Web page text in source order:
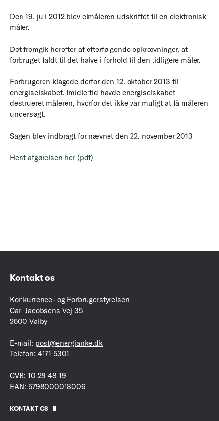
Den 19. juli 2012 blev elmåleren udskriftet til en elektronisk
måler.
Det fremgik herefter af efterfølgende opkrævninger, at
forbruget faldt til det halve i forhold til den tidligere måler.
Forbrugeren klagede derfor den 12. oktober 2013 til
energiselskabet. Imidlertid havde energiselskabet
destrueret måleren, hvorfor det ikke var muligt at få måleren
undersøgt.
Sagen blev indbragt for nævnet den 22. november 2013
Hent afgørelsen her (pdf)
Kontakt os
Konkurrence- og Forbrugerstyrelsen
Carl Jacobsens Vej 35
2500 Valby
E-mail: post@energianke.dk
Telefon: 4171 5301
CVR: 10 29 48 19
EAN: 5798000018006
KONTAKT OS